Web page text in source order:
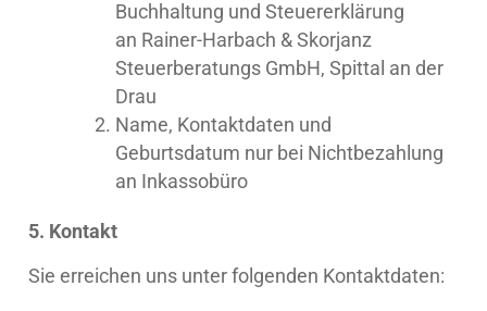
Buchhaltung und Steuererklärung
an Rainer-Harbach & Skorjanz
Steuerberatungs GmbH, Spittal an der
Drau
Name, Kontaktdaten und
Geburtsdatum nur bei Nichtbezahlung
an Inkassobüro
5. Kontakt
Sie erreichen uns unter folgenden Kontaktdaten: